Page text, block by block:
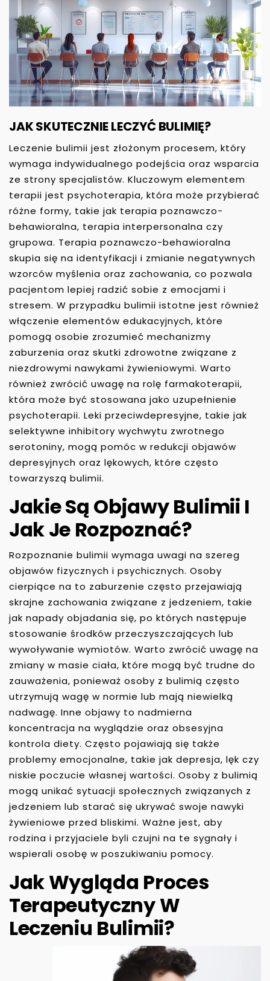
JAK SKUTECZNIE LECZYĆ BULIMIĘ?
Leczenie bulimii jest złożonym procesem, który
wymaga indywidualnego podejścia oraz wsparcia
ze strony specjalistów. Kluczowym elementem
terapii jest psychoterapia, która może przybierać
różne formy, takie jak terapia poznawczo-
behawioralna, terapia interpersonalna czy
grupowa. Terapia poznawczo-behawioralna
skupia się na identyfikacji i zmianie negatywnych
wzorców myślenia oraz zachowania, co pozwala
pacjentom lepiej radzić sobie z emocjami i
stresem. W przypadku bulimii istotne jest również
włączenie elementów edukacyjnych, które
pomogą osobie zrozumieć mechanizmy
zaburzenia oraz skutki zdrowotne związane z
niezdrowymi nawykami żywieniowymi. Warto
również zwrócić uwagę na rolę farmakoterapii,
która może być stosowana jako uzupełnienie
psychoterapii. Leki przeciwdepresyjne, takie jak
selektywne inhibitory wychwytu zwrotnego
serotoniny, mogą pomóc w redukcji objawów
depresyjnych oraz lękowych, które często
towarzyszą bulimii.
Jakie Są Objawy Bulimii I
Jak Je Rozpoznać?
Rozpoznanie bulimii wymaga uwagi na szereg
objawów fizycznych i psychicznych. Osoby
cierpiące na to zaburzenie często przejawiają
skrajne zachowania związane z jedzeniem, takie
jak napady objadania się, po których następuje
stosowanie środków przeczyszczających lub
wywoływanie wymiotów. Warto zwrócić uwagę na
zmiany w masie ciała, które mogą być trudne do
zauważenia, ponieważ osoby z bulimią często
utrzymują wagę w normie lub mają niewielką
nadwagę. Inne objawy to nadmierna
koncentracja na wyglądzie oraz obsesyjna
kontrola diety. Często pojawiają się także
problemy emocjonalne, takie jak depresja, lęk czy
niskie poczucie własnej wartości. Osoby z bulimią
mogą unikać sytuacji społecznych związanych z
jedzeniem lub starać się ukrywać swoje nawyki
żywieniowe przed bliskimi. Ważne jest, aby
rodzina i przyjaciele byli czujni na te sygnały i
wspierali osobę w poszukiwaniu pomocy.
Jak Wygląda Proces
Terapeutyczny W
Leczeniu Bulimii?